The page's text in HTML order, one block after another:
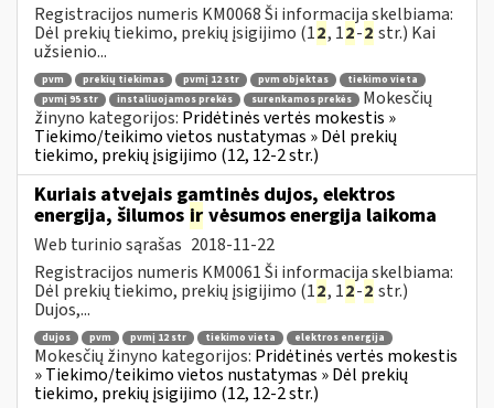
Registracijos numeris KM0068 Ši informacija skelbiama:
Dėl prekių tiekimo, prekių įsigijimo (12, 12-2 str.) Kai
užsienio...
pvm prekių tiekimas pvmį 12 str pvm objektas
tiekimo vieta
pvmį 95 str
instaliuojamos prekės surenkamos prekės
Mokesčių
žinyno kategorijos: Pridėtinės vertės mokestis »
Tiekimo/teikimo vietos nustatymas » Dėl prekių
tiekimo, prekių įsigijimo (12, 12-2 str.)
Kuriais atvejais gamtinės dujos, elektros
energija, šilumos ir vėsumos energija laikoma
Web turinio sąrašas 2018-11-22
Registracijos numeris KM0061 Ši informacija skelbiama:
Dėl prekių tiekimo, prekių įsigijimo (12, 12-2 str.)
Dujos,...
dujos pvm pvmį 12 str tiekimo vieta elektros energija
Mokesčių žinyno kategorijos: Pridėtinės vertės mokestis
» Tiekimo/teikimo vietos nustatymas » Dėl prekių
tiekimo, prekių įsigijimo (12, 12-2 str.)